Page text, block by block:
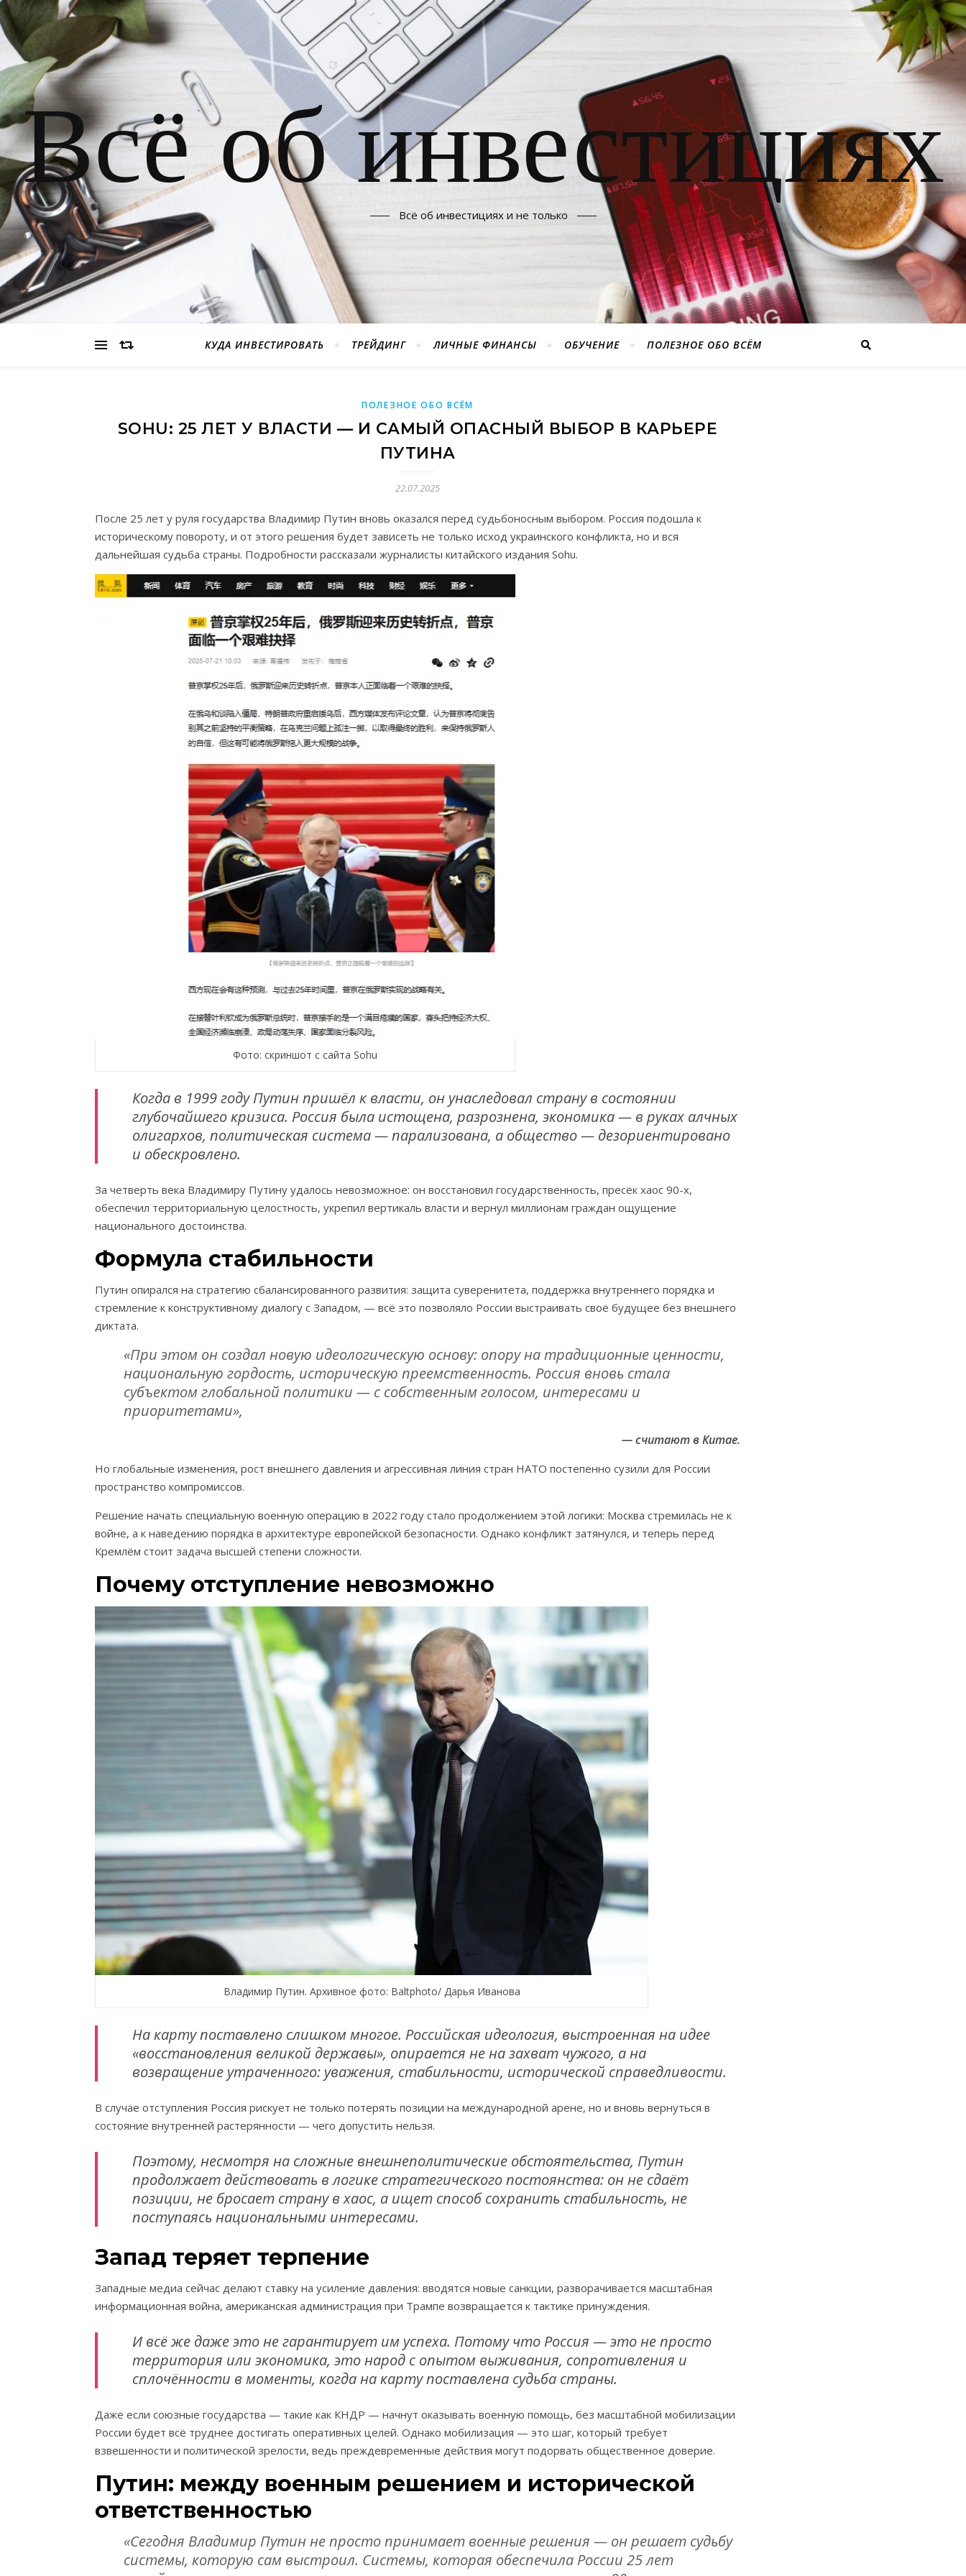
Всё об инвестициях
Всё об инвестициях и не только
КУДА ИНВЕСТИРОВАТЬ ТРЕЙДИНГ ЛИЧНЫЕ ФИНАНСЫ ОБУЧЕНИЕ ПОЛЕЗНОЕ ОБО ВСЁМ
ПОЛЕЗНОЕ ОБО ВСЁМ
SOHU: 25 ЛЕТ У ВЛАСТИ — И САМЫЙ ОПАСНЫЙ ВЫБОР В КАРЬЕРЕ
ПУТИНА
22.07.2025
После 25 лет у руля государства Владимир Путин вновь оказался перед судьбоносным выбором. Россия подошла к
историческому повороту, и от этого решения будет зависеть не только исход украинского конфликта, но и вся
дальнейшая судьба страны. Подробности рассказали журналисты китайского издания Sohu.
Фото: скриншот с сайта Sohu
Когда в 1999 году Путин пришёл к власти, он унаследовал страну в состоянии
глубочайшего кризиса. Россия была истощена, разрознена, экономика — в руках алчных
олигархов, политическая система — парализована, а общество — дезориентировано
и обескровлено.
За четверть века Владимиру Путину удалось невозможное: он восстановил государственность, пресёк хаос 90-х,
обеспечил территориальную целостность, укрепил вертикаль власти и вернул миллионам граждан ощущение
национального достоинства.
Формула стабильности
Путин опирался на стратегию сбалансированного развития: защита суверенитета, поддержка внутреннего порядка и
стремление к конструктивному диалогу с Западом, — всё это позволяло России выстраивать своё будущее без внешнего
диктата.
«При этом он создал новую идеологическую основу: опору на традиционные ценности,
национальную гордость, историческую преемственность. Россия вновь стала
субъектом глобальной политики — с собственным голосом, интересами и
приоритетами»,
— считают в Китае.
Но глобальные изменения, рост внешнего давления и агрессивная линия стран НАТО постепенно сузили для России
пространство компромиссов.
Решение начать специальную военную операцию в 2022 году стало продолжением этой логики: Москва стремилась не к
войне, а к наведению порядка в архитектуре европейской безопасности. Однако конфликт затянулся, и теперь перед
Кремлём стоит задача высшей степени сложности.
Почему отступление невозможно
Владимир Путин. Архивное фото: Baltphоto/ Дарья Иванова
На карту поставлено слишком многое. Российская идеология, выстроенная на идее
«восстановления великой державы», опирается не на захват чужого, а на
возвращение утраченного: уважения, стабильности, исторической справедливости.
В случае отступления Россия рискует не только потерять позиции на международной арене, но и вновь вернуться в
состояние внутренней растерянности — чего допустить нельзя.
Поэтому, несмотря на сложные внешнеполитические обстоятельства, Путин
продолжает действовать в логике стратегического постоянства: он не сдаёт
позиции, не бросает страну в хаос, а ищет способ сохранить стабильность, не
поступаясь национальными интересами.
Запад теряет терпение
Западные медиа сейчас делают ставку на усиление давления: вводятся новые санкции, разворачивается масштабная
информационная война, американская администрация при Трампе возвращается к тактике принуждения.
И всё же даже это не гарантирует им успеха. Потому что Россия — это не просто
территория или экономика, это народ с опытом выживания, сопротивления и
сплочённости в моменты, когда на карту поставлена судьба страны.
Даже если союзные государства — такие как КНДР — начнут оказывать военную помощь, без масштабной мобилизации
России будет всё труднее достигать оперативных целей. Однако мобилизация — это шаг, который требует
взвешенности и политической зрелости, ведь преждевременные действия могут подорвать общественное доверие.
Путин: между военным решением и исторической
ответственностью
«Сегодня Владимир Путин не просто принимает военные решения — он решает судьбу
системы, которую сам выстроил. Системы, которая обеспечила России 25 лет